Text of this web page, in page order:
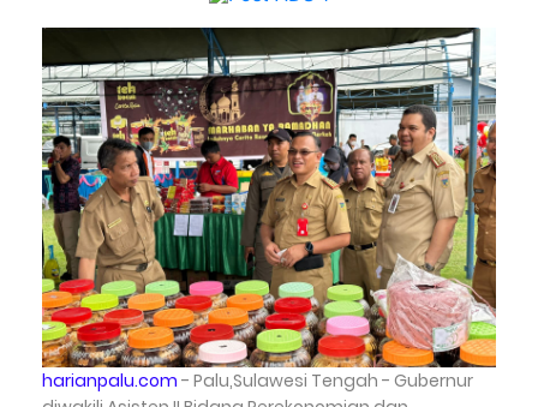
harianpalu.com - Palu,Sulawesi Tengah - Gubernur